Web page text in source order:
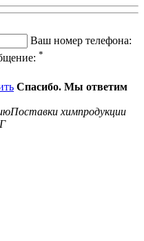
Ваш номер телефона:
*
Спасибо. Мы ответим
Поставки химпродукции